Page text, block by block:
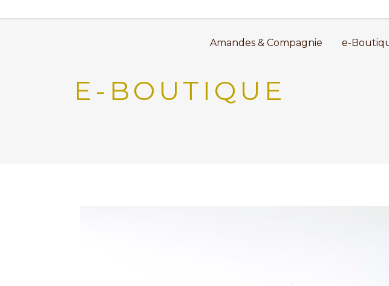
Amandes & Compagnie e-
E-BOUTIQUE